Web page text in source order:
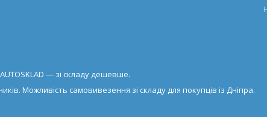
― зі складу дешевше.
Можливість самовивезення зі складу для покупців із Дніпра.